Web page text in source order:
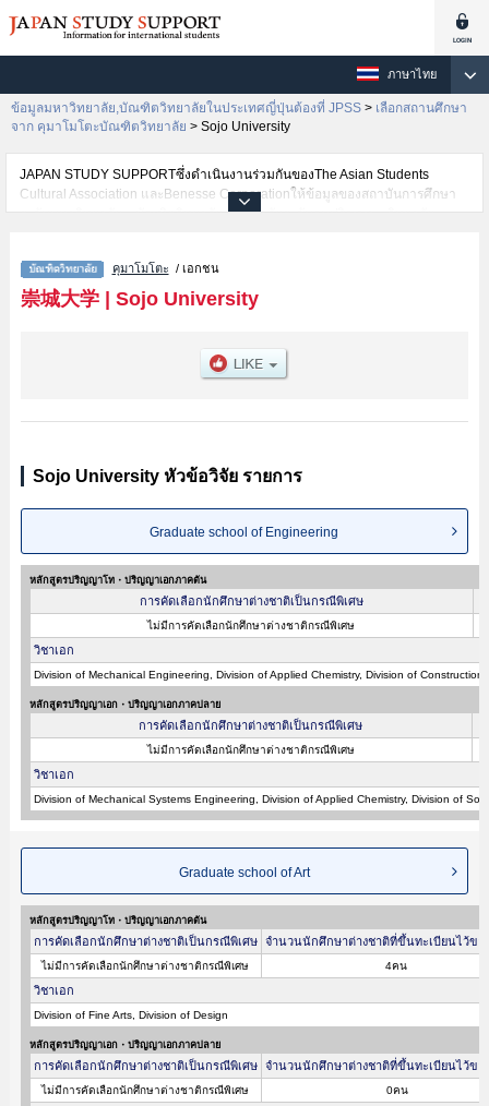
ภาษาไทย
ข้อมูลมหาวิทยาลัย,บัณฑิตวิทยาลัยในประเทศญี่ปุ่นต้องที่ JPSS > เลือกสถานศึกษา
จาก คุมาโมโตะบัณฑิตวิทยาลัย > Sojo University
JAPAN STUDY SUPPORTซึ่งดำเนินงานร่วมกันของThe Asian Students
Cultural Association และBenesse Corporationให้ข้อมูลของสถาบันการศึกษา
ระดับมหาวิทยาลัย・บัณฑิตวิทยาลัย・วิทยาลัยระดับอนุปริญญา・วิทยาลัย
เช่นGraduate school of EngineeringหรือGraduate school of ArtหรือGraduate
School of Pharmaceutical Sciences เป็นต้น,ข้อมูลของแต่ละสาขาวิจัย,ข้อมูล
การสอบคัดเลือกเข้าศึกษาเช่นจำนวนคนที่รับสมัครหรือจำนวนคนที่ผ่านการสอบ
คุมาโมโตะ / เอกชน
崇城大学| Sojo University
Sojo University หัวข้อวิจัย รายการ
Graduate school of Engineering
หลักสูตรปริญญาโท・ปริญญาเอกภาคต้น
การคัดเลือกนักศึกษาต่างชาติเป็นกรณีพิเศษ
ไม่มีการคัดเลือกนักศึกษาต่างชาติกรณีพิเศษ
วิชาเอก
Division of Mechanical Engineering, Division of Applied Chemistry, Division of
หลักสูตรปริญญาเอก・ปริญญาเอกภาคปลาย
การคัดเลือกนักศึกษาต่างชาติเป็นกรณีพิเศษ
ไม่มีการคัดเลือกนักศึกษาต่างชาติกรณีพิเศษ
วิชาเอก
Division of Mechanical Systems Engineering, Division of Applied Chemistry, Division of
Graduate school of Art
หลักสูตรปริญญาโท・ปริญญาเอกภาคต้น
การคัดเลือกนักศึกษาต่างชาติเป็นกรณีพิเศษ จำนวนนักศึกษาต่างชาติที่ขึ้นทะเบียนไว้ขอ
ไม่มีการคัดเลือกนักศึกษาต่างชาติกรณีพิเศษ 4คน
วิชาเอก
Division of Fine Arts, Division of Design
หลักสูตรปริญญาเอก・ปริญญาเอกภาคปลาย
การคัดเลือกนักศึกษาต่างชาติเป็นกรณีพิเศษ จำนวนนักศึกษาต่างชาติที่ขึ้นทะเบียนไว้ขอ
ไม่มีการคัดเลือกนักศึกษาต่างชาติกรณีพิเศษ 0คน